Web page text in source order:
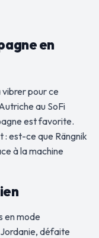
en
pour ce
au SoFi
est favorite.
: est-ce que Rängnik
à la machine
en mode
défaite